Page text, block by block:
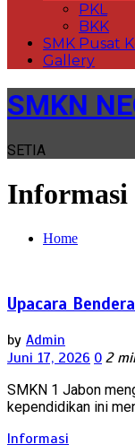
PKL
BKK
SMK Pusat
Gallery
SMKN
SETIA
Informasi
Home
Upacara
by Admin
Juni 17, 2026 0 2
SMKN 1 Jabon
kependidikan ini
Informasi